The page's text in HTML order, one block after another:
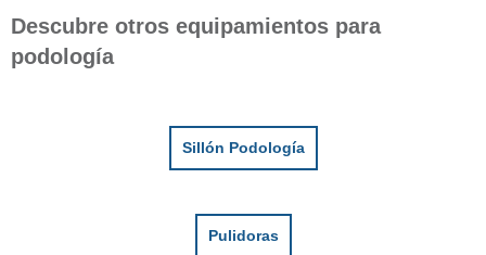
Descubre otros equipamientos para
podología
Sillón Podología
Pulidoras